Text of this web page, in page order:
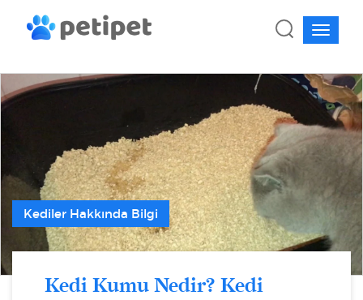
Kediler Hakkında Bilgi
Kedi Kumu Nedir? Kedi